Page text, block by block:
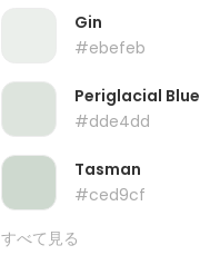
Gin
#ebefeb
Periglacial Blue
#dde4dd
Tasman
#ced9cf
すべて見る